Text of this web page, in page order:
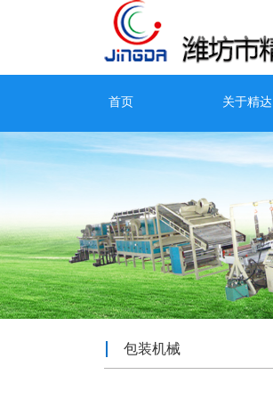
首页 关于精达
包装机械